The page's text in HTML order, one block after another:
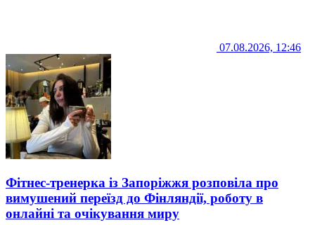
07.08.2026, 12:46
Фітнес-тренерка із Запоріжжя розповіла про
вимушений переїзд до Фінляндії, роботу в
онлайні та очікування миру